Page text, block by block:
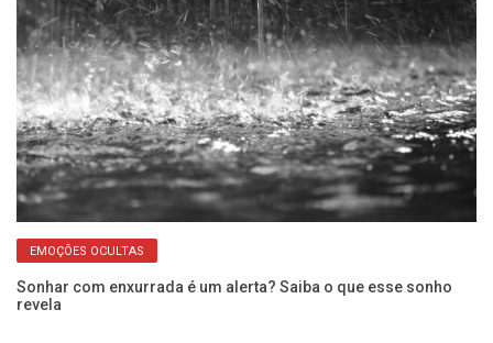
EMOÇÕES OCULTAS
Sonhar com enxurrada é um alerta? Saiba o que esse sonho
revela